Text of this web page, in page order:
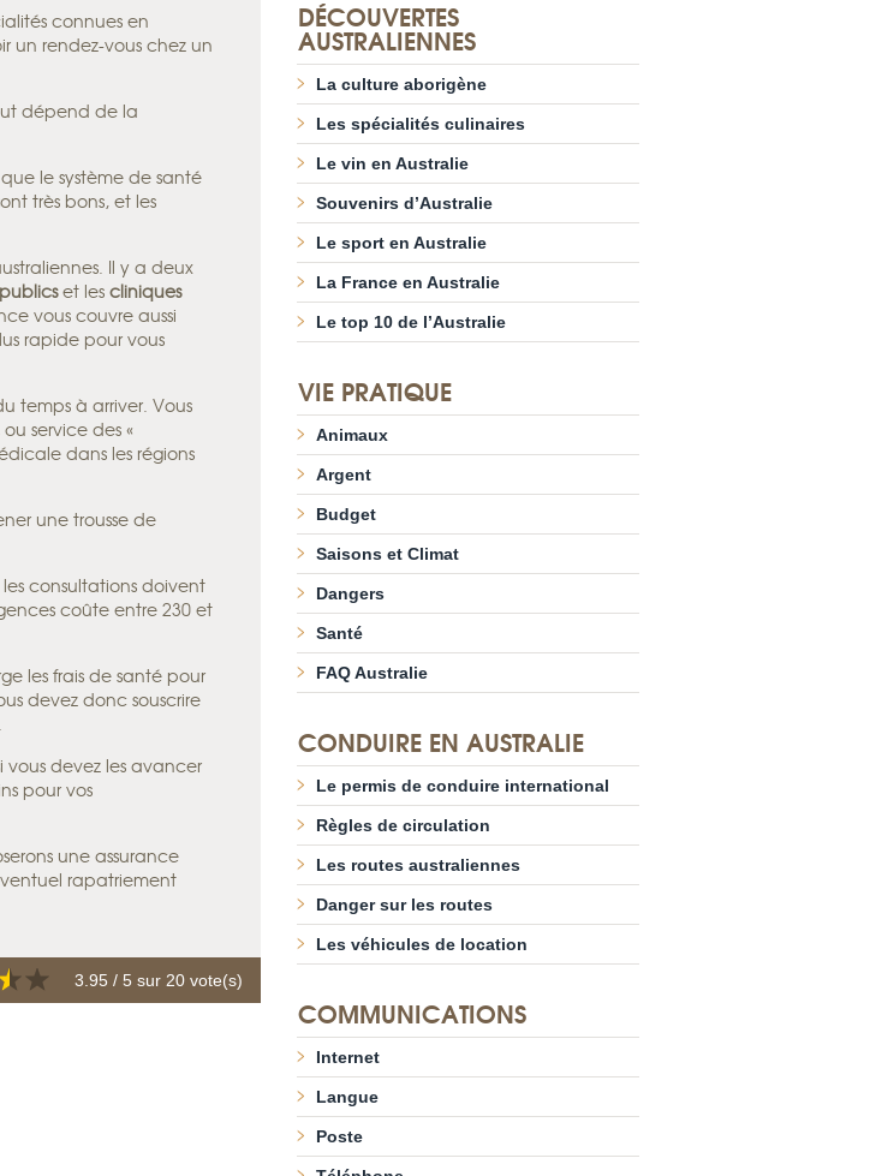
connues en
un rendez-vous chez un
dépend de la
le système de santé
très bons, et les
Il y a deux
et les cliniques
vous couvre aussi
rapide pour vous
temps à arriver. Vous
ou service des «
dans les régions
une trousse de
les consultations doivent
coûte entre 230 et
les frais de santé pour
devez donc souscrire
vous devez les avancer
pour vos
une assurance
rapatriement
3.95 / 5 sur 20 vote(s)
DÉCOUVERTES
AUSTRALIENNES
La culture aborigène
Les spécialités culinaires
Le vin en Australie
Souvenirs d’Australie
Le sport en Australie
La France en Australie
Le top 10 de l’Australie
VIE PRATIQUE
Animaux
Argent
Budget
Saisons et Climat
Dangers
Santé
FAQ Australie
CONDUIRE EN AUSTRALIE
Le permis de conduire international
Règles de circulation
Les routes australiennes
Danger sur les routes
Les véhicules de location
COMMUNICATIONS
Internet
Langue
Poste